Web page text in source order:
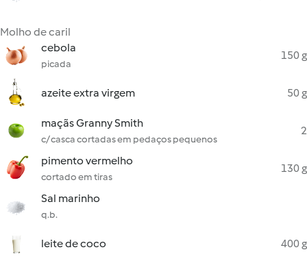
Molho de caril
cebola
picada
150 g
azeite extra virgem 50 g
maçãs Granny Smith
c/ casca cortadas em pedaços pequenos
2
pimento vermelho
cortado em tiras
130 g
Sal marinho
q.b.
leite de coco 400 g